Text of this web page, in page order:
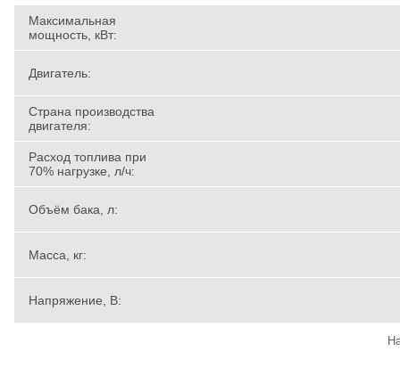
Максимальная
мощность, кВт:
Двигатель:
Страна производства
двигателя:
Расход топлива при
70% нагрузке, л/ч:
Объём бака, л:
Масса, кг:
Напряжение, В: